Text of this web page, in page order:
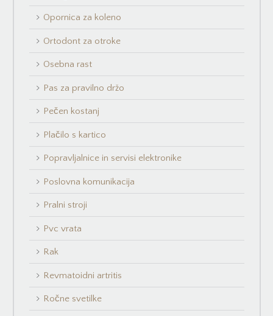
Opornica za koleno
Ortodont za otroke
Osebna rast
Pas za pravilno držo
Pečen kostanj
Plačilo s kartico
Popravljalnice in servisi elektronike
Poslovna komunikacija
Pralni stroji
Pvc vrata
Rak
Revmatoidni artritis
Ročne svetilke